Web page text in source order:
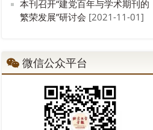
本刊召开“建党百年与学术期刊的
繁荣发展”研讨会 [2021-11-01]
微信公众平台